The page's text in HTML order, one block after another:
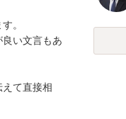
。
い文言もあ
て直接相